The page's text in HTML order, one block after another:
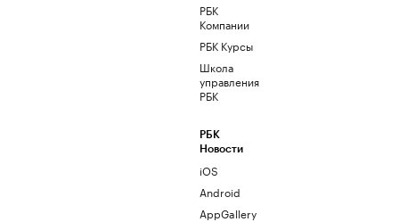
РБК
Компании
РБК Курсы
Школа
управления
РБК
РБК
Новости
iOS
Android
AppGallery